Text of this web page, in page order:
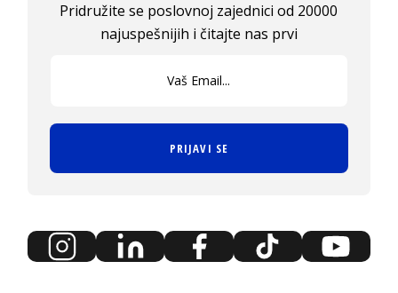
Pridružite se poslovnoj zajednici od 20000
najuspešnijih i čitajte nas prvi
PRIJAVI SE